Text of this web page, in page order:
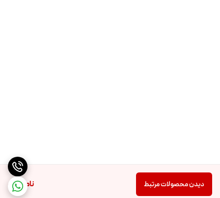
ناموجود دیدن محصولات مرتبط